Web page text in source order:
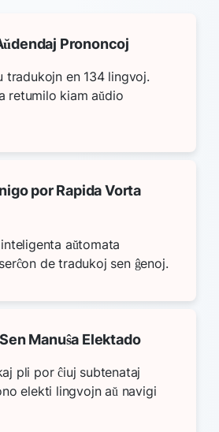
Prononcoj
en 134 lingvoj.
retumilo kiam aŭdio
por Rapida Vorta
aŭtomata
de tradukoj sen ĝenoj.
Manuŝa Elektado
pli por ĉiuj subtenataj
elekti lingvojn aŭ navigi